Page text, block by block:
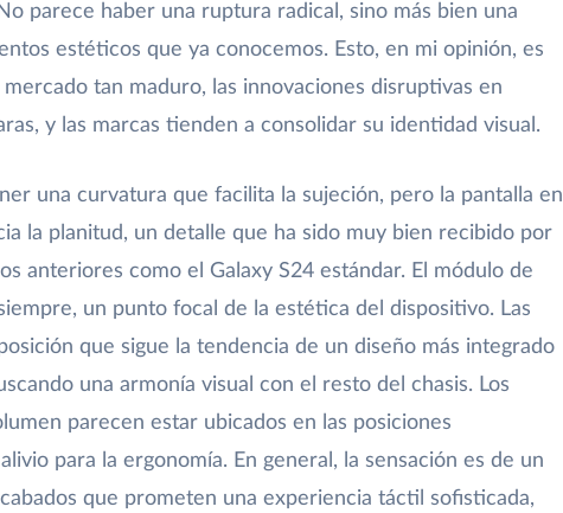
parece haber una ruptura radical, sino más bien una
estéticos que ya conocemos. Esto, en mi opinión, es
tan maduro, las innovaciones disruptivas en
y las marcas tienden a consolidar su identidad visual.
una curvatura que facilita la sujeción, pero la pantalla en
la planitud, un detalle que ha sido muy bien recibido por
anteriores como el Galaxy S24 estándar. El módulo de
un punto focal de la estética del dispositivo. Las
que sigue la tendencia de un diseño más integrado
una armonía visual con el resto del chasis. Los
parecen estar ubicados en las posiciones
para la ergonomía. En general, la sensación es de un
que prometen una experiencia táctil sofisticada,